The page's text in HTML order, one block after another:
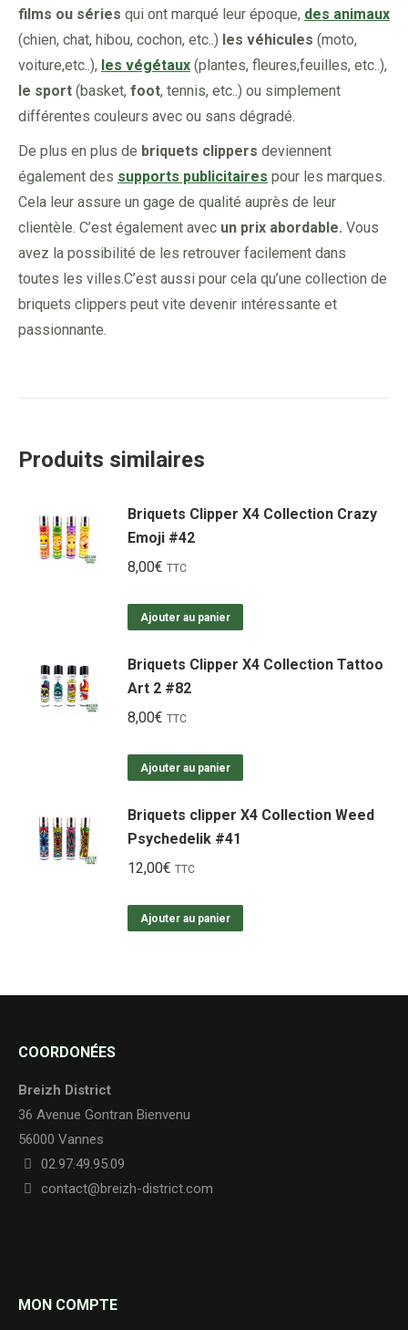
films ou séries qui ont marqué leur époque, des animaux
(chien, chat, hibou, cochon, etc..) les véhicules (moto,
voiture,etc..), les végétaux (plantes, fleures,feuilles, etc..),
le sport (basket, foot, tennis, etc..) ou simplement
différentes couleurs avec ou sans dégradé.
De plus en plus de briquets clippers deviennent
également des supports publicitaires pour les marques.
Cela leur assure un gage de qualité auprès de leur
clientèle. C’est également avec un prix abordable. Vous
avez la possibilité de les retrouver facilement dans
toutes les villes.C’est aussi pour cela qu’une collection de
briquets clippers peut vite devenir intéressante et
passionnante.
Produits similaires
Briquets Clipper X4 Collection Crazy
Emoji #42
8,00€ TTC
Ajouter au panier
Briquets Clipper X4 Collection Tattoo
Art 2 #82
8,00€ TTC
Ajouter au panier
Briquets clipper X4 Collection Weed
Psychedelik #41
12,00€ TTC
Ajouter au panier
COORDONÉES
Breizh District
36 Avenue Gontran Bienvenu
56000 Vannes
02.97.49.95.09
contact@breizh-district.com
MON COMPTE